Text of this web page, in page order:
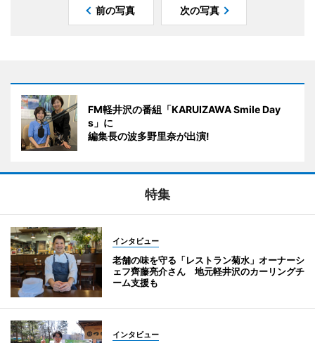
前の写真 次の写真
FM軽井沢の番組「KARUIZAWA Smile Day
s」に
編集長の波多野里奈が出演!
特集
インタビュー
老舗の味を守る「レストラン菊水」オーナーシ
ェフ齊藤亮介さん 地元軽井沢のカーリングチ
ーム支援も
インタビュー